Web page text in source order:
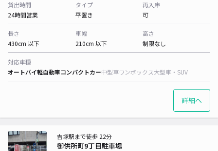
貸出時間
24時間営業
タイプ
平置き
再入庫
可
長さ
430cm 以下
車幅
210cm 以下
高さ
制限なし
対応車種
オートバイ軽自動車コンパクトカー中型車ワンボックス大型車・SUV
詳細へ
御供所町9丁目駐車場
吉塚駅まで徒歩 22分